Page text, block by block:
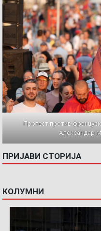
Протест против
Александар
ПРИЈАВИ СТОРИЈА
КОЛУМНИ